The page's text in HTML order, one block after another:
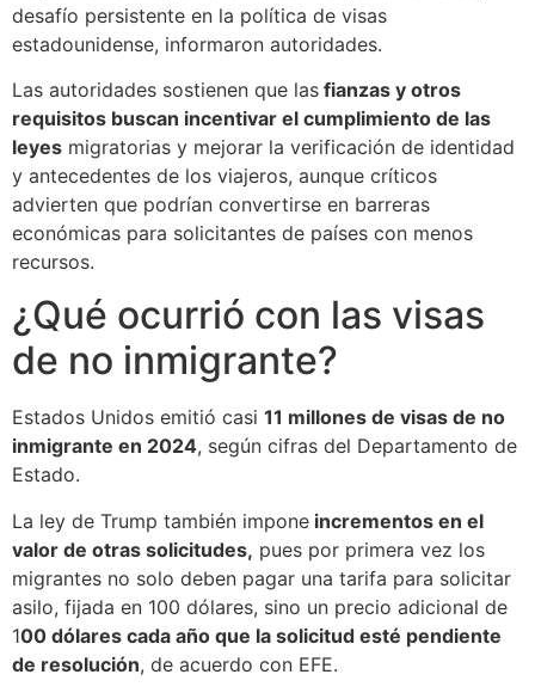
desafío persistente en la política de visas
estadounidense, informaron autoridades.
Las autoridades sostienen que las fianzas y otros
requisitos buscan incentivar el cumplimiento de las
leyes migratorias y mejorar la verificación de identidad
y antecedentes de los viajeros, aunque críticos
advierten que podrían convertirse en barreras
económicas para solicitantes de países con menos
recursos.
¿Qué ocurrió con las visas
de no inmigrante?
Estados Unidos emitió casi 11 millones de visas de no
inmigrante en 2024, según cifras del Departamento de
Estado.
La ley de Trump también impone incrementos en el
valor de otras solicitudes, pues por primera vez los
migrantes no solo deben pagar una tarifa para solicitar
asilo, fijada en 100 dólares, sino un precio adicional de
100 dólares cada año que la solicitud esté pendiente
de resolución, de acuerdo con EFE.